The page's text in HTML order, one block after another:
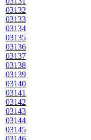
03132
03133
03134
03135
03136
03137
03138
03139
03140
03141
03142
03143
03144
03145